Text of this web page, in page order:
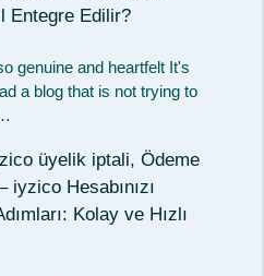
Entegre Edilir?
genuine and heartfelt It's
a blog that is not trying to
üyelik iptali, Ödeme
iyzico Hesabınızı
Kolay ve Hızlı